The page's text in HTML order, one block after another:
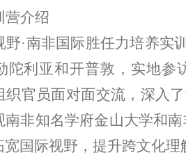
营介绍
野·南非国际胜任力培养实
陀利亚和开普敦，实地参
织官员面对面交流，深入
南非知名学府金山大学和
宽国际视野，提升跨文化